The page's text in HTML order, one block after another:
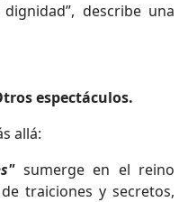
describe una
espectáculos.
allá:
sumerge en el reino
traiciones y secretos,